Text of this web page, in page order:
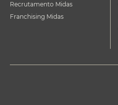
Recrutamento Midas
Franchising Midas